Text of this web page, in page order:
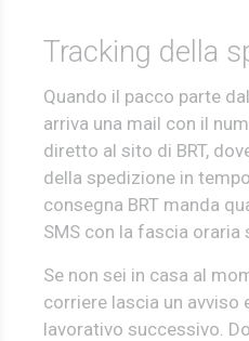
Tracking della
Quando il pacco parte
arriva una mail con il
diretto al sito di BRT,
della spedizione in
consegna BRT manda
SMS con la fascia oraria
Se non sei in casa al
corriere lascia un avviso
lavorativo successivo.